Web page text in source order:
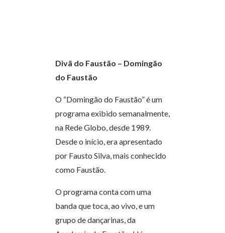
Divã do Faustão – Domingão
do Faustão
O “Domingão do Faustão” é um
programa exibido semanalmente,
na Rede Globo, desde 1989.
Desde o início, era apresentado
por Fausto Silva, mais conhecido
como Faustão.
O programa conta com uma
banda que toca, ao vivo, e um
grupo de dançarinas, da